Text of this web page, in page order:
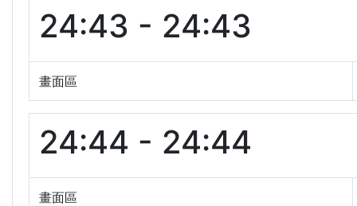
24:43 - 24:43
畫面區
24:44 - 24:44
畫面區